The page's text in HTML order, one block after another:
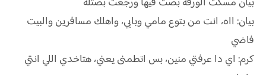
بيان: ااه، انت من بتوع مامي وبابي، واهلك مسافرين والبيت
فاضي
كرم: اي دا عرفتي منين، بس اتطمنى يعني، هتاخدي اللي انتي